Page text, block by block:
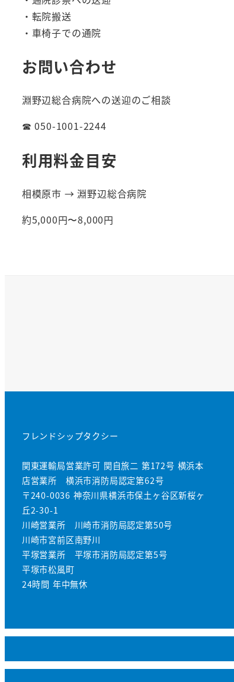
・転院搬送
・車椅子での通院
お問い合わせ
淵野辺総合病院への送迎のご相談
☎ 050-1001-2244
利用料金目安
相模原市 → 淵野辺総合病院
約5,000円〜8,000円
フレンドシップタクシー
関東運輸局営業許可 関自旅二 第172号 横浜本
店営業所 横浜市消防局認定第62号
〒240-0036 神奈川県横浜市保土ヶ谷区新桜ヶ
丘2-30-1
川崎営業所 川崎市消防局認定第50号
川崎市宮前区南野川
平塚営業所 平塚市消防局認定第5号
平塚市松風町
24時間 年中無休